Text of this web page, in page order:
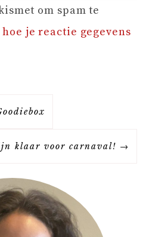
om spam te
je reactie gegevens
klaar voor carnaval!